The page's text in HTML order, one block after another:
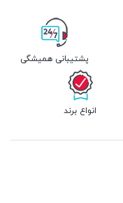
پشتیبانی همیشگی
انواع برند